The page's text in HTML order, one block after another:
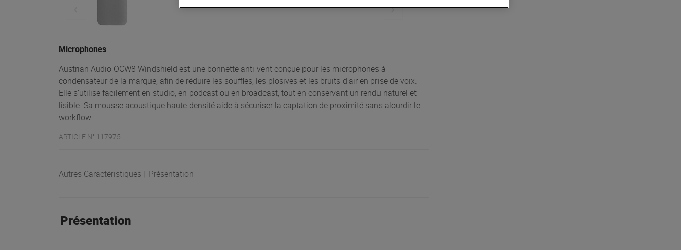
Microphones
Austrian Audio OCW8 Windshield est une bonnette anti-vent conçue pour les microphones à
condensateur de la marque, afin de réduire les souffles, les plosives et les bruits d’air en prise de voix.
Elle s’utilise facilement en studio, en podcast ou en broadcast, tout en conservant un rendu naturel et
lisible. Sa mousse acoustique haute densité aide à sécuriser la captation de proximité sans alourdir le
workflow.
ARTICLE N° 117975
Autres Caractéristiques Présentation
Présentation